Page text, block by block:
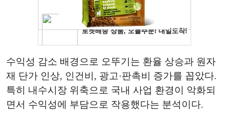
수익성 감소 배경으로 오뚜기는 환율 상승과 원자
재 단가 인상, 인건비, 광고·판촉비 증가를 꼽았다.
특히 내수시장 위축으로 국내 사업 환경이 악화되
면서 수익성에 부담으로 작용했다는 분석이다.